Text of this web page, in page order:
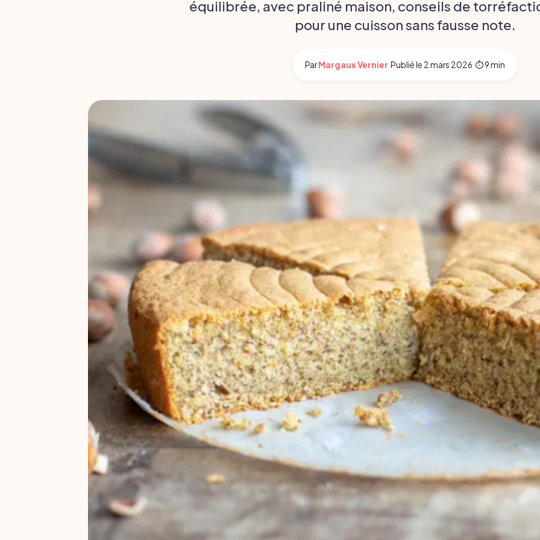
équilibrée, avec praliné maison, conseils de
pour une cuisson sans fausse note.
ParMargaux Vernier·Publié le 2 mars 2026·⏱ 9 min